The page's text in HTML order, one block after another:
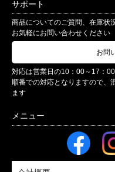
サポート
商品についてのご質問、在庫状
お気軽にお問い合わせください
お問
対応は営業日の10：00～17：
順番での対応となりますので、
ます